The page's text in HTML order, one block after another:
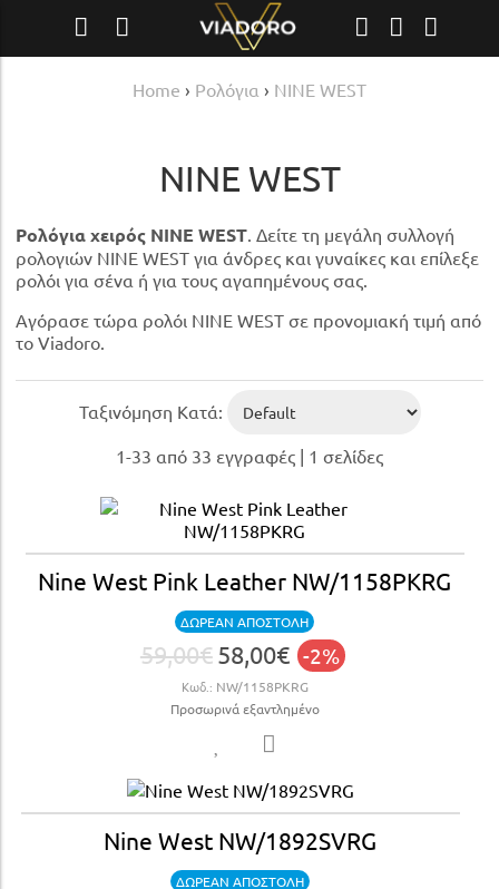
Home › Ρολόγια › NINE WEST
NINE WEST
Ρολόγια χειρός NINE WEST. Δείτε τη μεγάλη συλλογή
ρολογιών NINE WEST για άνδρες και γυναίκες και επίλεξε
ρολόι για σένα ή για τους αγαπημένους σας.
Αγόρασε τώρα ρολόι NINE WEST σε προνομιακή τιμή από
το Viadoro.
Ταξινόμηση Κατά:
1-33 από 33 εγγραφές | 1 σελίδες
Nine West Pink Leather NW/1158PKRG
ΔΩΡΕΑΝ ΑΠΟΣΤΟΛΗ
59,00€58,00€ -2%
Κωδ.: NW/1158PKRG
Προσωρινά εξαντλημένο
Nine West NW/1892SVRG
ΔΩΡΕΑΝ ΑΠΟΣΤΟΛΗ